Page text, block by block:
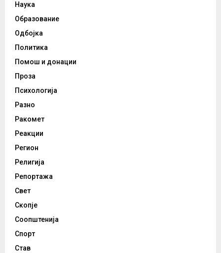
Наука
Образование
Одбојка
Политика
Помош и донации
Проза
Психологија
Разно
Ракомет
Реакции
Регион
Религија
Репортажа
Свет
Скопје
Соопштенија
Спорт
Став